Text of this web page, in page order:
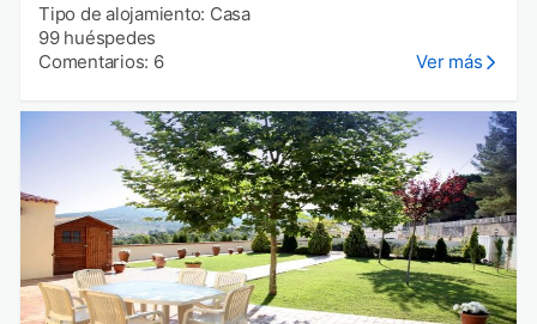
Tipo de alojamiento: Casa
99 huéspedes
Comentarios: 6
Ver más